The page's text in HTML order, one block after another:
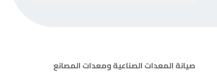
صيانة المعدات الصناعية ومعدات المصانع